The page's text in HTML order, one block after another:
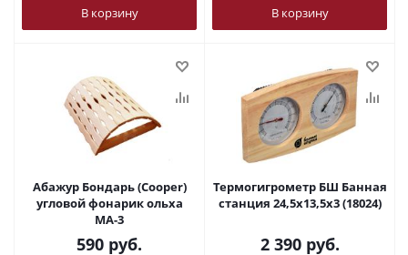
В корзину В корзину
Абажур Бондарь (Cooper)
угловой фонарик ольха
МА-3
590 руб.
Термогигрометр БШ Банная
станция 24,5х13,5х3 (18024)
2 390руб.